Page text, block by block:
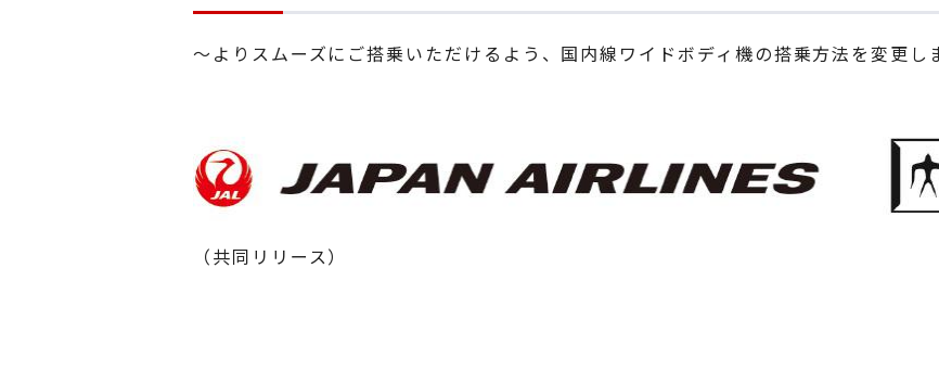
～よりスムーズにご搭乗いただけるよう、国内線ワイドボディ機の搭乗方法を変更し
（共同リリース）